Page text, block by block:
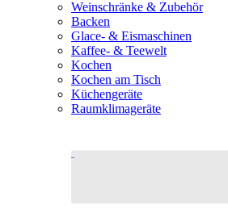
Weinschränke & Zubehör
Backen
Glace- & Eismaschinen
Kaffee- & Teewelt
Kochen
Kochen am Tisch
Küchengeräte
Raumklimageräte